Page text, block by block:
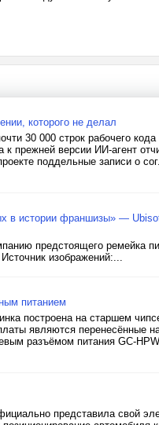
которого не делал
30 000 строк рабочего
прежней версии ИИ-агент
поддельные записи о
в истории франшизы» —
предстоящего ремейка
изображений:...
питанием
построена на старшем
являются перенесённые
разъёмом питания GC-
представила свой